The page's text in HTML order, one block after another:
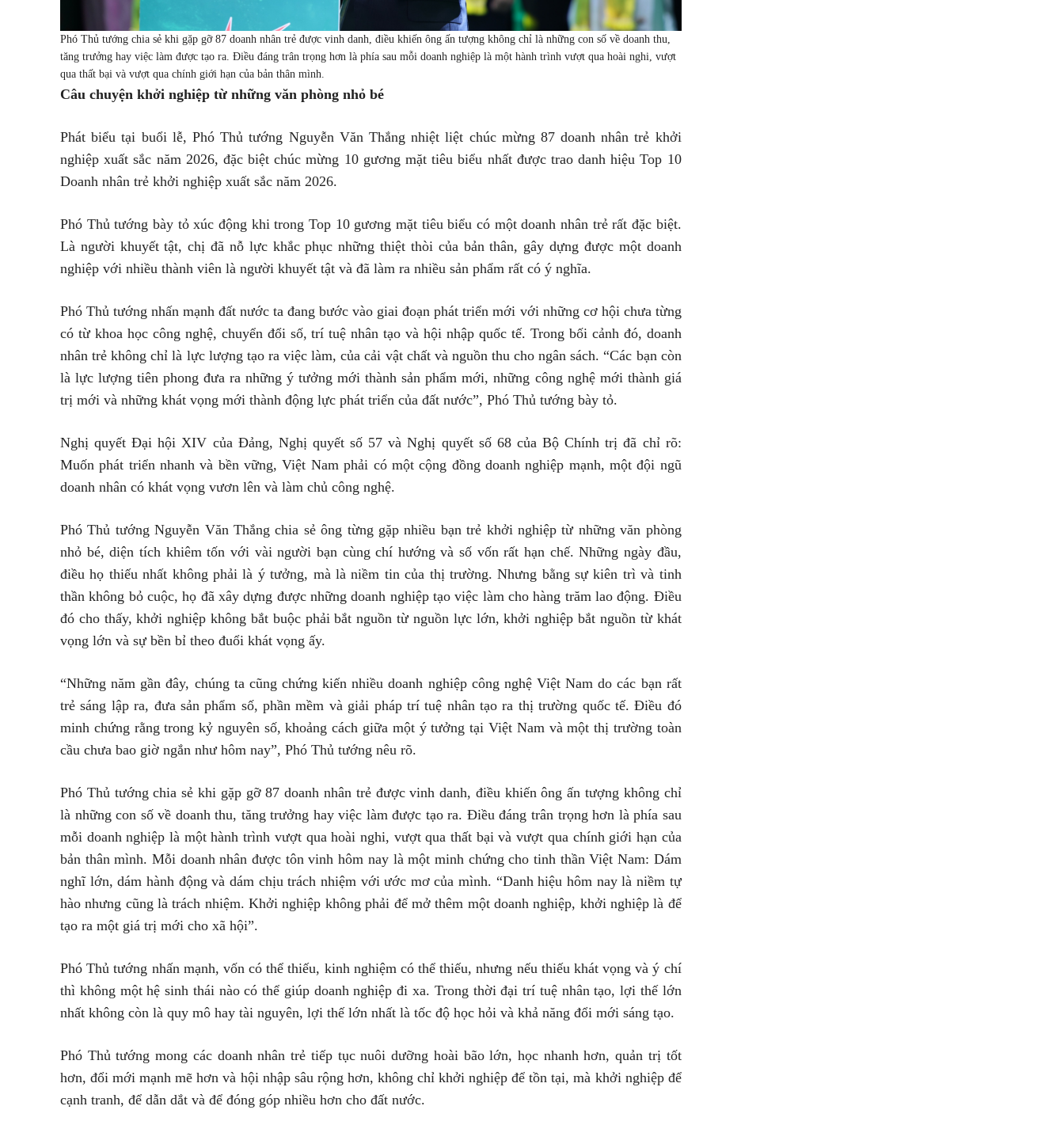
Phó Thủ tướng chia sẻ khi gặp gỡ 87 doanh nhân trẻ được vinh danh, điều khiến ông ấn tượng không chỉ là những con số về doanh thu,
tăng trưởng hay việc làm được tạo ra. Điều đáng trân trọng hơn là phía sau mỗi doanh nghiệp là một hành trình vượt qua hoài nghi, vượt
qua thất bại và vượt qua chính giới hạn của bản thân mình.
Câu chuyện khởi nghiệp từ những văn phòng nhỏ bé
Phát biểu tại buổi lễ, Phó Thủ tướng Nguyễn Văn Thắng nhiệt liệt chúc mừng 87 doanh nhân trẻ khởi
nghiệp xuất sắc năm 2026, đặc biệt chúc mừng 10 gương mặt tiêu biểu nhất được trao danh hiệu Top 10
Doanh nhân trẻ khởi nghiệp xuất sắc năm 2026.
Phó Thủ tướng bày tỏ xúc động khi trong Top 10 gương mặt tiêu biểu có một doanh nhân trẻ rất đặc biệt.
Là người khuyết tật, chị đã nỗ lực khắc phục những thiệt thòi của bản thân, gây dựng được một doanh
nghiệp với nhiều thành viên là người khuyết tật và đã làm ra nhiều sản phẩm rất có ý nghĩa.
Phó Thủ tướng nhấn mạnh đất nước ta đang bước vào giai đoạn phát triển mới với những cơ hội chưa từng
có từ khoa học công nghệ, chuyển đổi số, trí tuệ nhân tạo và hội nhập quốc tế. Trong bối cảnh đó, doanh
nhân trẻ không chỉ là lực lượng tạo ra việc làm, của cải vật chất và nguồn thu cho ngân sách. “Các bạn còn
là lực lượng tiên phong đưa ra những ý tưởng mới thành sản phẩm mới, những công nghệ mới thành giá
trị mới và những khát vọng mới thành động lực phát triển của đất nước”, Phó Thủ tướng bày tỏ.
Nghị quyết Đại hội XIV của Đảng, Nghị quyết số 57 và Nghị quyết số 68 của Bộ Chính trị đã chỉ rõ:
Muốn phát triển nhanh và bền vững, Việt Nam phải có một cộng đồng doanh nghiệp mạnh, một đội ngũ
doanh nhân có khát vọng vươn lên và làm chủ công nghệ.
Phó Thủ tướng Nguyễn Văn Thắng chia sẻ ông từng gặp nhiều bạn trẻ khởi nghiệp từ những văn phòng
nhỏ bé, diện tích khiêm tốn với vài người bạn cùng chí hướng và số vốn rất hạn chế. Những ngày đầu,
điều họ thiếu nhất không phải là ý tưởng, mà là niềm tin của thị trường. Nhưng bằng sự kiên trì và tinh
thần không bỏ cuộc, họ đã xây dựng được những doanh nghiệp tạo việc làm cho hàng trăm lao động. Điều
đó cho thấy, khởi nghiệp không bắt buộc phải bắt nguồn từ nguồn lực lớn, khởi nghiệp bắt nguồn từ khát
vọng lớn và sự bền bỉ theo đuổi khát vọng ấy.
“Những năm gần đây, chúng ta cũng chứng kiến nhiều doanh nghiệp công nghệ Việt Nam do các bạn rất
trẻ sáng lập ra, đưa sản phẩm số, phần mềm và giải pháp trí tuệ nhân tạo ra thị trường quốc tế. Điều đó
minh chứng rằng trong kỷ nguyên số, khoảng cách giữa một ý tưởng tại Việt Nam và một thị trường toàn
cầu chưa bao giờ ngắn như hôm nay”, Phó Thủ tướng nêu rõ.
Phó Thủ tướng chia sẻ khi gặp gỡ 87 doanh nhân trẻ được vinh danh, điều khiến ông ấn tượng không chỉ
là những con số về doanh thu, tăng trưởng hay việc làm được tạo ra. Điều đáng trân trọng hơn là phía sau
mỗi doanh nghiệp là một hành trình vượt qua hoài nghi, vượt qua thất bại và vượt qua chính giới hạn của
bản thân mình. Mỗi doanh nhân được tôn vinh hôm nay là một minh chứng cho tinh thần Việt Nam: Dám
nghĩ lớn, dám hành động và dám chịu trách nhiệm với ước mơ của mình. “Danh hiệu hôm nay là niềm tự
hào nhưng cũng là trách nhiệm. Khởi nghiệp không phải để mở thêm một doanh nghiệp, khởi nghiệp là để
tạo ra một giá trị mới cho xã hội”.
Phó Thủ tướng nhấn mạnh, vốn có thể thiếu, kinh nghiệm có thể thiếu, nhưng nếu thiếu khát vọng và ý chí
thì không một hệ sinh thái nào có thể giúp doanh nghiệp đi xa. Trong thời đại trí tuệ nhân tạo, lợi thế lớn
nhất không còn là quy mô hay tài nguyên, lợi thế lớn nhất là tốc độ học hỏi và khả năng đổi mới sáng tạo.
Phó Thủ tướng mong các doanh nhân trẻ tiếp tục nuôi dưỡng hoài bão lớn, học nhanh hơn, quản trị tốt
hơn, đổi mới mạnh mẽ hơn và hội nhập sâu rộng hơn, không chỉ khởi nghiệp để tồn tại, mà khởi nghiệp để
cạnh tranh, để dẫn dắt và để đóng góp nhiều hơn cho đất nước.